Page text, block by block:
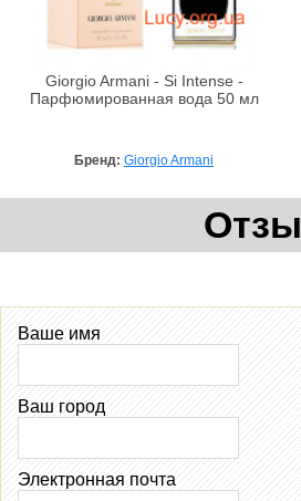
Giorgio Armani - Si Intense -
Парфюмированная вода 50 мл
Бренд: Giorgio Armani
Ваше имя
Ваш город
Электронная почта